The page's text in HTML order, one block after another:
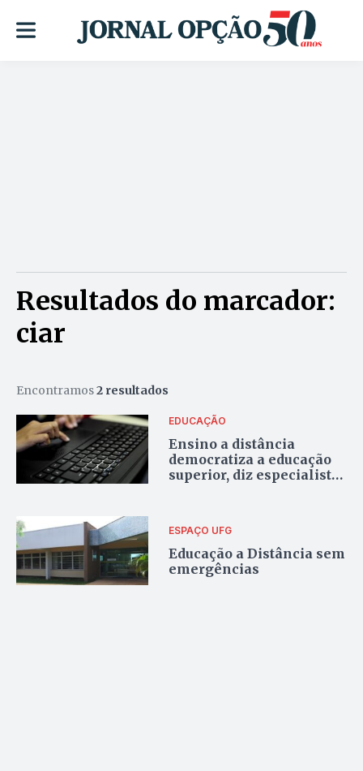
Resultados do marcador:
ciar
Encontramos2 resultados
EDUCAÇÃO
Ensino a distância
democratiza a educação
superior, diz especialista
ESPAÇO UFG
Educação a Distância sem
emergências